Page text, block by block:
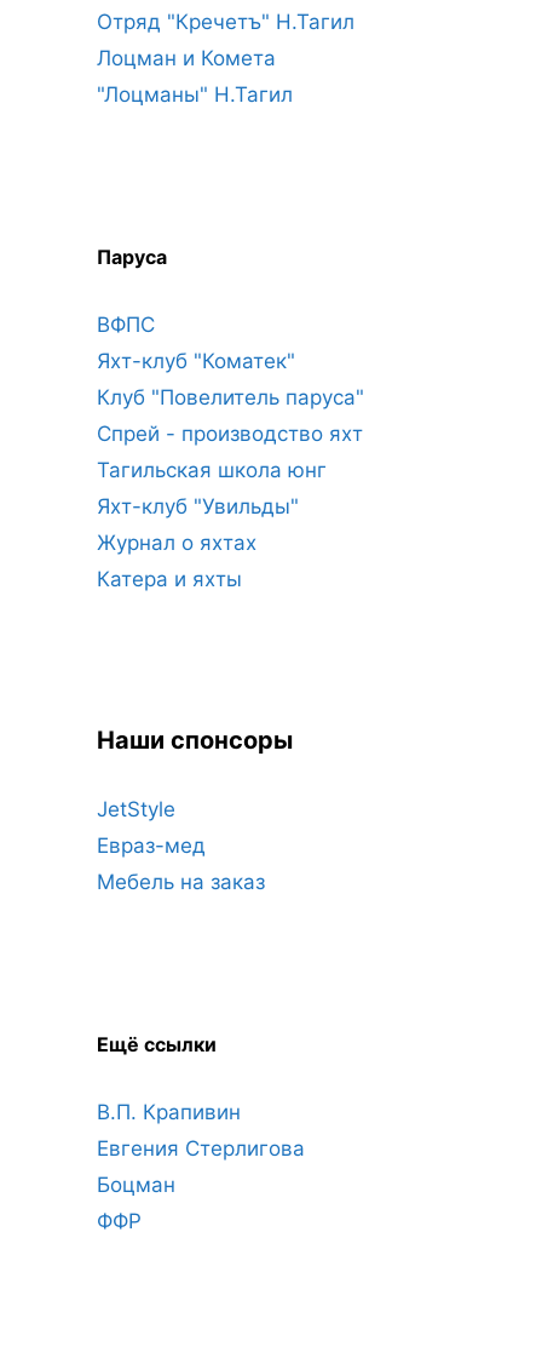
Отряд "Кречетъ" Н.Тагил
Лоцман и Комета
"Лоцманы" Н.Тагил
Паруса
ВФПС
Яхт-клуб "Коматек"
Клуб "Повелитель паруса"
Спрей - производство яхт
Тагильская школа юнг
Яхт-клуб "Увильды"
Журнал о яхтах
Катера и яхты
Наши спонсоры
JetStyle
Евраз-мед
Мебель на заказ
Ещё ссылки
В.П. Крапивин
Евгения Стерлигова
Боцман
ФФР